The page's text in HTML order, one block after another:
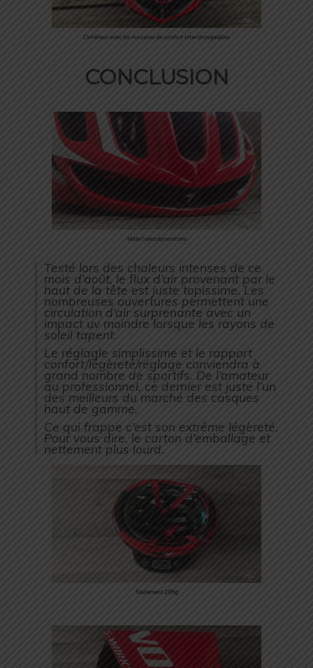
L’intérieur avec les mousses de confort interchangeables
CONCLUSION
Mate l’aérodynamisme
Testé lors des chaleurs intenses de ce
mois d’août, le flux d’air provenant par le
haut de la tête est juste topissime. Les
nombreuses ouvertures permettent une
circulation d’air surprenante avec un
impact uv moindre lorsque les rayons de
soleil tapent.
Le réglagle simplissime et le rapport
confort/légèreté/réglage conviendra à
grand nombre de sportifs. De l’amateur
au professionnel, ce dernier est juste l’un
des meilleurs du marché des casques
haut de gamme.
Ce qui frappe c’est son extrême légèreté.
Pour vous dire, le carton d’emballage et
nettement plus lourd.
Seulement 208g